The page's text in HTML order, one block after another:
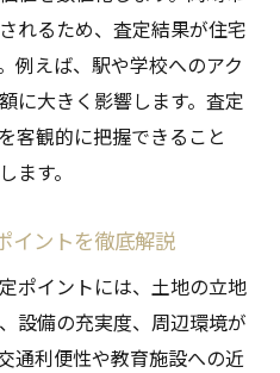
れるため、査定結果が住宅
例えば、駅や学校へのアク
に大きく影響します。査定
客観的に把握できること
ます。
イントを徹底解説
ポイントには、土地の立地
設備の充実度、周辺環境が
通利便性や教育施設への近